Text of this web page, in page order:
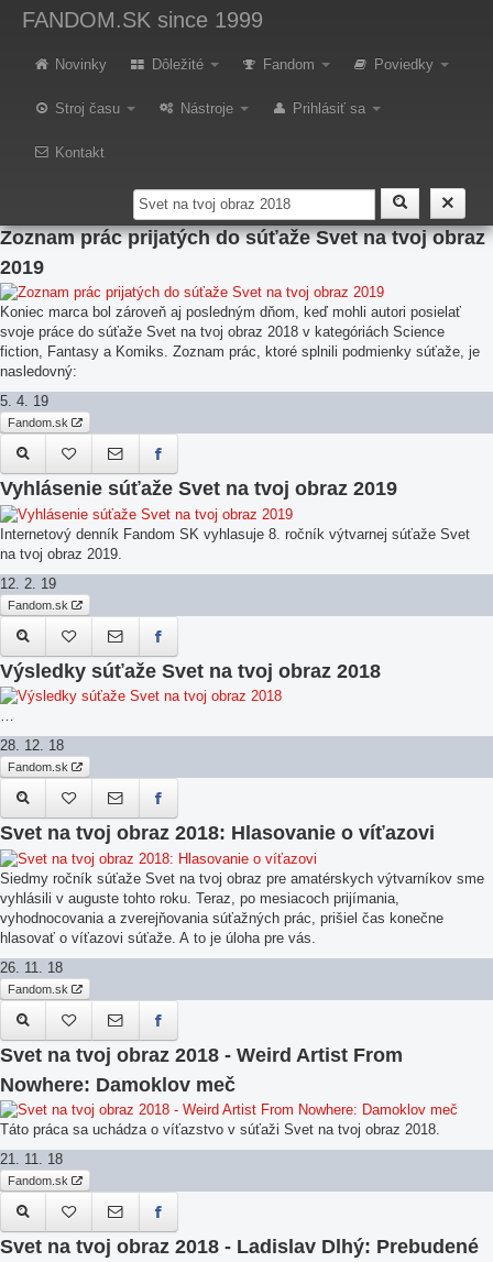
FANDOM.SK since 1999
Novinky Dôležité Fandom Poviedky
Stroj času Nástroje Prihlásiť sa
Kontakt
Vyhlásenie súťaže Svet na tvoj obraz 2020
Internetový denník Fandom SK vyhlasuje 9. ročník výtvarnej súťaže Svet
na tvoj obraz 2020.
4. 2. 20
Zoznam prác prijatých do súťaže Svet na tvoj obraz
2019
Koniec marca bol zároveň aj posledným dňom, keď mohli autori posielať
svoje práce do súťaže Svet na tvoj obraz 2018 v kategóriách Science
fiction, Fantasy a Komiks. Zoznam prác, ktoré splnili podmienky súťaže, je
nasledovný:
5. 4. 19
Fandom.sk
Vyhlásenie súťaže Svet na tvoj obraz 2019
Internetový denník Fandom SK vyhlasuje 8. ročník výtvarnej súťaže Svet
na tvoj obraz 2019.
12. 2. 19
Fandom.sk
Výsledky súťaže Svet na tvoj obraz 2018
…
28. 12. 18
Fandom.sk
Svet na tvoj obraz 2018: Hlasovanie o víťazovi
Siedmy ročník súťaže Svet na tvoj obraz pre amatérskych výtvarníkov sme
vyhlásili v auguste tohto roku. Teraz, po mesiacoch prijímania,
vyhodnocovania a zverejňovania súťažných prác, prišiel čas konečne
hlasovať o víťazovi súťaže. A to je úloha pre vás.
26. 11. 18
Fandom.sk
Svet na tvoj obraz 2018 - Weird Artist From
Nowhere: Damoklov meč
Táto práca sa uchádza o víťazstvo v súťaži Svet na tvoj obraz 2018.
21. 11. 18
Fandom.sk
Svet na tvoj obraz 2018 - Ladislav Dlhý: Prebudené